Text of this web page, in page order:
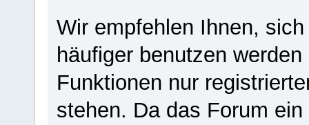
Wir empfehlen Ihnen,
häufiger benutzen
Funktionen nur
stehen. Da das Forum